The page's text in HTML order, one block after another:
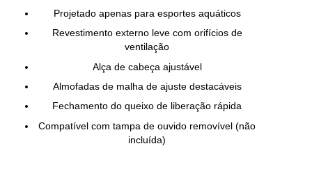
Projetado apenas para esportes aquáticos
Revestimento externo leve com orifícios de
ventilação
Alça de cabeça ajustável
Almofadas de malha de ajuste destacáveis
Fechamento do queixo de liberação rápida
Compatível com tampa de ouvido removível (não
incluída)